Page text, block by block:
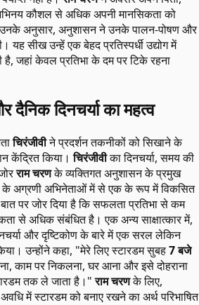
कौशल से अधिक अपनी मानसिकता को
अनुसार, अनुशासन ने उनके पालन-पोषण और
यह सीख उन्हें एक बेहद प्रतिस्पर्धी उद्योग में
है, जहां केवल प्रतिभा के दम पर टिके रहना
दैनिक दिनचर्या का महत्व
चिरंजीवीने प्रदर्शन तकनीकों को सिखाने के
केंद्रित किया।चिरंजीवीका दिनचर्या, समय की
राम चरणके व्यक्तिगत अनुशासन के प्रमुख
के अग्रणी अभिनेताओं में से एक के रूप में विकसित
पर जोर दिया है कि सफलता प्रतिभा से कम
से अधिक संबंधित है। एक अन्य साक्षात्कार में,
और दृष्टिकोण के बारे में एक सरल लेकिन
उन्होंने कहा, "मेरे लिए स्टारडम सुबह7 बजे
काम पर निकलना, घर आना और इसे दोहराना
तक ले जाता है।"राम चरणके लिए,
में स्टारडम को बनाए रखने का अर्थ परिभाषित